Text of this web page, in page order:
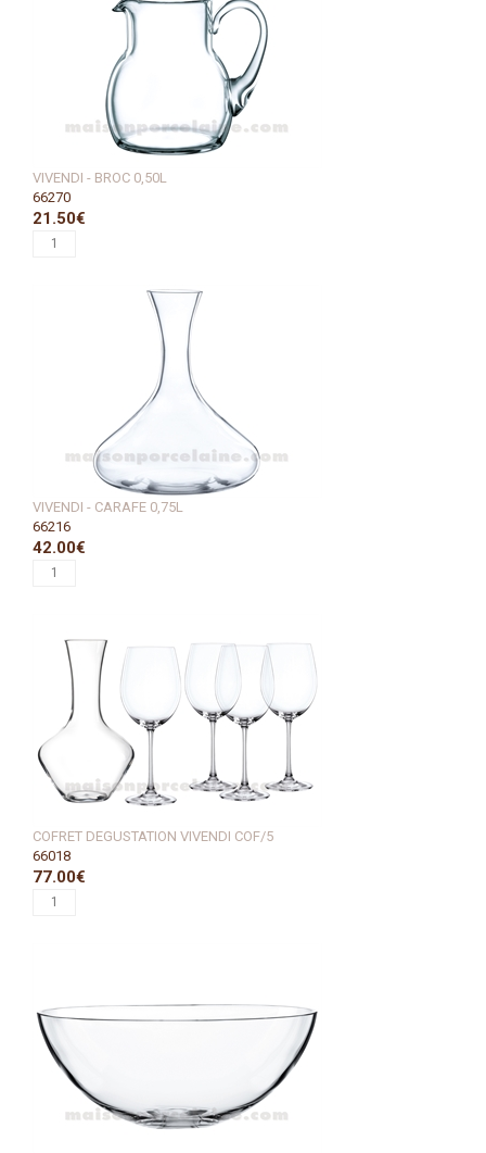
VIVENDI - BROC 0,50L
66270
21.50€
VIVENDI - CARAFE 0,75L
66216
42.00€
COFRET DEGUSTATION VIVENDI COF/5
66018
77.00€